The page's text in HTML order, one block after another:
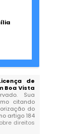
de
Boa Vista
Sua
citando
do
artigo 184
direitos